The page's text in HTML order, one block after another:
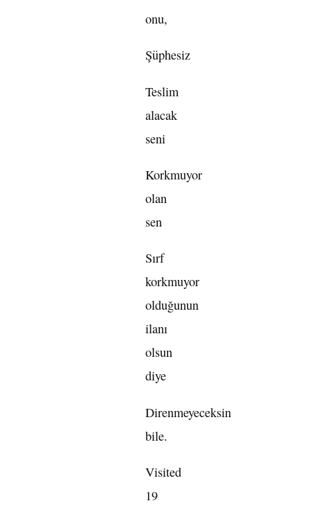
onu,
Şüphesiz
Teslim
alacak
seni
Korkmuyor
olan
sen
Sırf
korkmuyor
olduğunun
ilanı
olsun
diye
Direnmeyeceksin
bile.
Visited
19